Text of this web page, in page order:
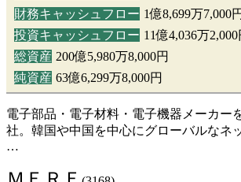
財務キャッシュフロー 1億8,699万7,000円
投資キャッシュフロー 11億4,036万2,000
総資産 200億5,980万8,000円
純資産 63億6,299万8,000円
電子部品・電子材料・電子機器メーカー
社。韓国や中国を中心にグローバルなネ
…